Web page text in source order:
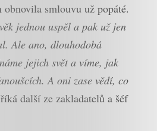
smlouvu už popáté.
jednou uspěl a pak už jen
Ale ano, dlouhodobá
jejich svět a víme, jak
A oni zase vědí, co
říká další ze zakladatelů a šéf